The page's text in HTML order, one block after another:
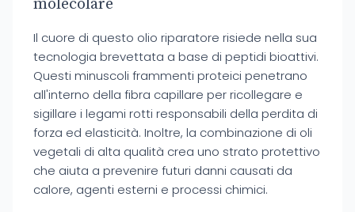
molecolare
Il cuore di questo olio riparatore risiede nella sua
tecnologia brevettata a base di peptidi bioattivi.
Questi minuscoli frammenti proteici penetrano
all'interno della fibra capillare per ricollegare e
sigillare i legami rotti responsabili della perdita di
forza ed elasticità. Inoltre, la combinazione di oli
vegetali di alta qualità crea uno strato protettivo
che aiuta a prevenire futuri danni causati da
calore, agenti esterni e processi chimici.